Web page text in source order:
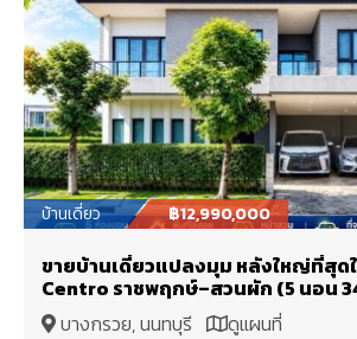
บ้านเดี่ยว ฿12,990,000
ขายบ้านเดี่ยวแปลงมุม หลังใหญ่ที่สุด
Centro ราชพฤกษ์–สวนผัก (5 นอน
ทางด่วนศรีรัช แค่ 5 นาที
บางกรวย, นนทบุรี ดูแผนที่